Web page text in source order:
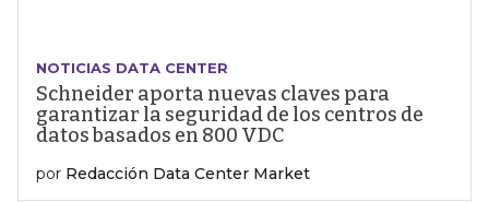
NOTICIAS DATA CENTER
Schneider aporta nuevas claves para
garantizar la seguridad de los centros de
datos basados en 800 VDC
por Redacción Data Center Market